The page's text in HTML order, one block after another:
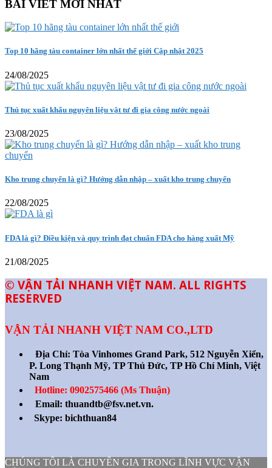
BÀI VIẾT MỚI NHẤT
Top 10 hãng tàu container lớn nhất thế giới Cập nhật 2025
24/08/2025
Thủ tục xuất khẩu nguyên liệu vật tư đi gia công nước ngoài
23/08/2025
Kho trung chuyển là gì? Hướng dẫn nhập – xuất kho trung chuyển
22/08/2025
FDA là gì? Điều kiện và quy trình đạt chuẩn FDA cho hàng xuất Mỹ
21/08/2025
© VẬN TẢI NHANH VIỆT NAM. ALL RIGHTS
RESERVED
VẬN TẢI NHANH VIỆT NAM CO.,LTD
Địa Chỉ: Tòa Vinhomes Grand Park, 512 Nguyễn Xiển,
P. Long Thạnh Mỹ, TP Thủ Đức, TP Hồ Chí Minh, Việt
Nam
Hotline: 0902575466 (Ms Thuận)
Email: thuandtb@fsv.net.vn.
Skype: bichthuan84
CHÚNG TÔI LÀ CHUYÊN GIA TRONG LĨNH VỰC VẬN